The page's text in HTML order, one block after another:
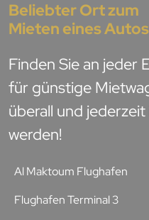
Beliebter Ort zum
Mieten eines Autos
Finden Sie an jeder
für günstige
überall und
werden!
Al Maktoum Flughafen
Flughafen Terminal 3